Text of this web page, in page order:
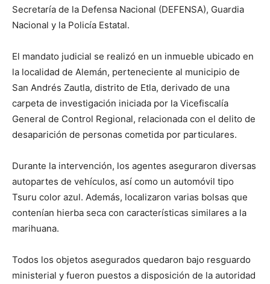
Secretaría de la Defensa Nacional (DEFENSA), Guardia
Nacional y la Policía Estatal.
El mandato judicial se realizó en un inmueble ubicado en
la localidad de Alemán, perteneciente al municipio de
San Andrés Zautla, distrito de Etla, derivado de una
carpeta de investigación iniciada por la Vicefiscalía
General de Control Regional, relacionada con el delito de
desaparición de personas cometida por particulares.
Durante la intervención, los agentes aseguraron diversas
autopartes de vehículos, así como un automóvil tipo
Tsuru color azul. Además, localizaron varias bolsas que
contenían hierba seca con características similares a la
marihuana.
Todos los objetos asegurados quedaron bajo resguardo
ministerial y fueron puestos a disposición de la autoridad